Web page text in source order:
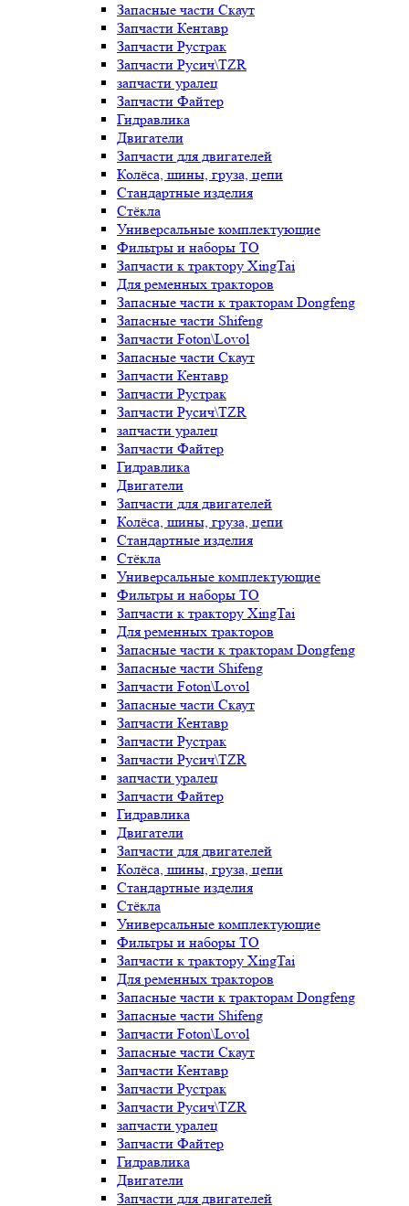
Запасные части Скаут
Запчасти Кентавр
Запчасти Рустрак
Запчасти Русич\TZR
запчасти уралец
Запчасти Файтер
Гидравлика
Двигатели
Запчасти для двигателей
Колёса, шины, груза, цепи
Стандартные изделия
Стёкла
Универсальные комплектующие
Фильтры и наборы ТО
Запчасти к трактору XingTai
Для ременных тракторов
Запасные части к тракторам Dongfeng
Запасные части Shifeng
Запчасти Foton\Lovol
Запасные части Скаут
Запчасти Кентавр
Запчасти Рустрак
Запчасти Русич\TZR
запчасти уралец
Запчасти Файтер
Гидравлика
Двигатели
Запчасти для двигателей
Колёса, шины, груза, цепи
Стандартные изделия
Стёкла
Универсальные комплектующие
Фильтры и наборы ТО
Запчасти к трактору XingTai
Для ременных тракторов
Запасные части к тракторам Dongfeng
Запасные части Shifeng
Запчасти Foton\Lovol
Запасные части Скаут
Запчасти Кентавр
Запчасти Рустрак
Запчасти Русич\TZR
запчасти уралец
Запчасти Файтер
Гидравлика
Двигатели
Запчасти для двигателей
Колёса, шины, груза, цепи
Стандартные изделия
Стёкла
Универсальные комплектующие
Фильтры и наборы ТО
Запчасти к трактору XingTai
Для ременных тракторов
Запасные части к тракторам Dongfeng
Запасные части Shifeng
Запчасти Foton\Lovol
Запасные части Скаут
Запчасти Кентавр
Запчасти Рустрак
Запчасти Русич\TZR
запчасти уралец
Запчасти Файтер
Гидравлика
Двигатели
Запчасти для двигателей